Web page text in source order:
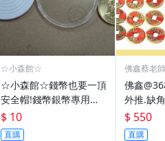
☆小森館☆
☆小森館☆錢幣也要一頂
安全帽!錢幣銀幣專用透
明壓克力盒收納保護盒.1
枚10元~11
$ 10
直購
佛鑫蔡老
佛鑫
外推.缺
雙碩士
加持/附
$ 550
直購